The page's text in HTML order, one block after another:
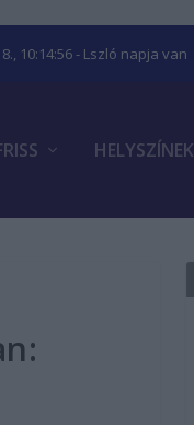
10:14:57- Lszló napja van
HELYSZÍNEK